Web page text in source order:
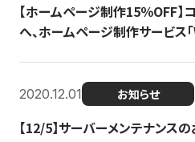
【ホームページ制作15％OFF】
へ、ホームページ制作サービ
2020.12.01 お知らせ
【12/5】サーバーメンテナンス